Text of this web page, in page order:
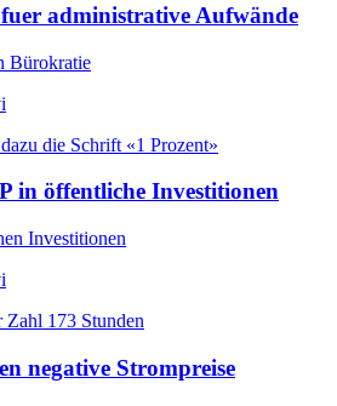
administrative Aufwände
Bürokratie
in öffentliche Investitionen
Investitionen
negative Strompreise